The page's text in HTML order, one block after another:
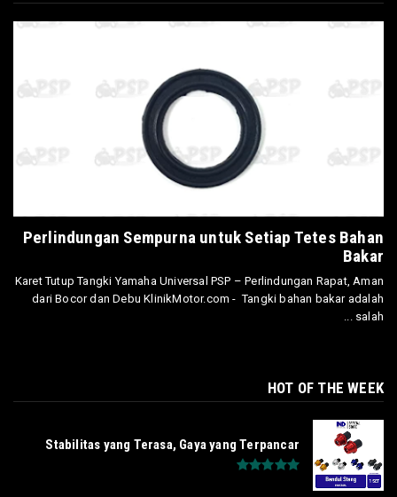
Perlindungan Sempurna untuk Setiap Tetes Bahan
Bakar
Karet Tutup Tangki Yamaha Universal PSP – Perlindungan Rapat, Aman
dari Bocor dan Debu KlinikMotor.com - Tangki bahan bakar adalah
salah ...
HOT OF THE WEEK
Stabilitas yang Terasa, Gaya yang Terpancar